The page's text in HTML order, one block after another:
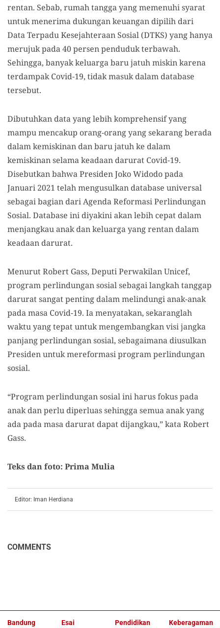
rentan. Sebab, rumah tangga yang memenuhi syarat
untuk menerima dukungan keuangan dipilih dari
Data Terpadu Kesejahteraan Sosial (DTKS) yang hanya
merujuk pada 40 persen penduduk terbawah.
Sehingga, banyak keluarga baru jatuh miskin karena
terdampak Covid-19, tidak masuk dalam database
tersebut.
Dibutuhkan data yang lebih komprehensif yang
mampu mencakup orang-orang yang sekarang berada
dalam kemiskinan dan baru jatuh ke dalam
kemiskinan selama keadaan darurat Covid-19.
Disebutkan bahwa Presiden Joko Widodo pada
Januari 2021 telah mengusulkan database universal
sebagai bagian dari Agenda Reformasi Perlindungan
Sosial. Database ini diyakini akan lebih cepat dalam
menjangkau anak dan keluarga yang rentan dalam
keadaan darurat.
Menurut Robert Gass, Deputi Perwakilan Unicef,
program perlindungan sosial sebagai langkah tanggap
darurat sangat penting dalam melindungi anak-anak
pada masa Covid-19. Ia menyatakan, sekaranglah
waktu yang tepat untuk mengembangkan visi jangka
panjang perlindungan sosial, sebagaimana diusulkan
Presiden untuk mereformasi program perlindungan
sosial.
“Program perlindungan sosial ini harus fokus pada
anak dan perlu diperluas sehingga semua anak yang
ada pada masa darurat dapat dijangkau,” kata Robert
Gass.
Teks dan foto: Prima Mulia
Editor: Iman Herdiana
COMMENTS
Bandung Esai Pendidikan Keberagaman